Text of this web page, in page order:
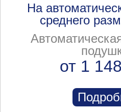
На
среднего
от 1